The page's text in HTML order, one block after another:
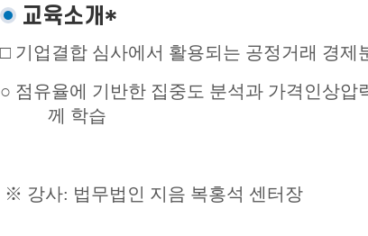
교육소개*
□ 기업결합 심사에서 활용되는 공정거래 경제
○ 점유율에 기반한 집중도 분석과 가격인상압
께 학습
※ 강사: 법무법인 지음 복홍석 센터장